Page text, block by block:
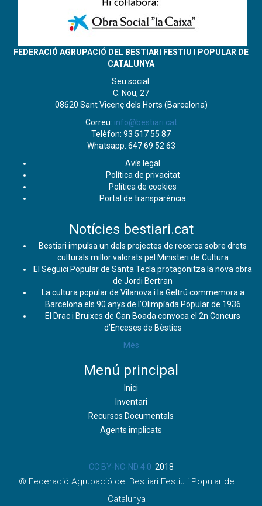
FEDERACIÓ AGRUPACIÓ DEL BESTIARI FESTIU I POPULAR DE
CATALUNYA
Seu social:
C. Nou, 27
08620 Sant Vicenç dels Horts (Barcelona)
Correu: info@bestiari.cat
Telèfon: 93 517 55 87
Whatsapp: 647 69 52 63
Avís legal
Política de privacitat
Política de cookies
Portal de transparència
Notícies bestiari.cat
Bestiari impulsa un dels projectes de recerca sobre drets
culturals millor valorats pel Ministeri de Cultura
El Seguici Popular de Santa Tecla protagonitza la nova obra
de Jordi Bertran
La cultura popular de Vilanova i la Geltrú commemora a
Barcelona els 90 anys de l’Olimpíada Popular de 1936
El Drac i Bruixes de Can Boada convoca el 2n Concurs
d’Enceses de Bèsties
Més
Menú principal
Inici
Inventari
Recursos Documentals
Agents implicats
CC BY-NC-ND 4.0 2018
© Federació Agrupació del Bestiari Festiu i Popular de
Catalunya